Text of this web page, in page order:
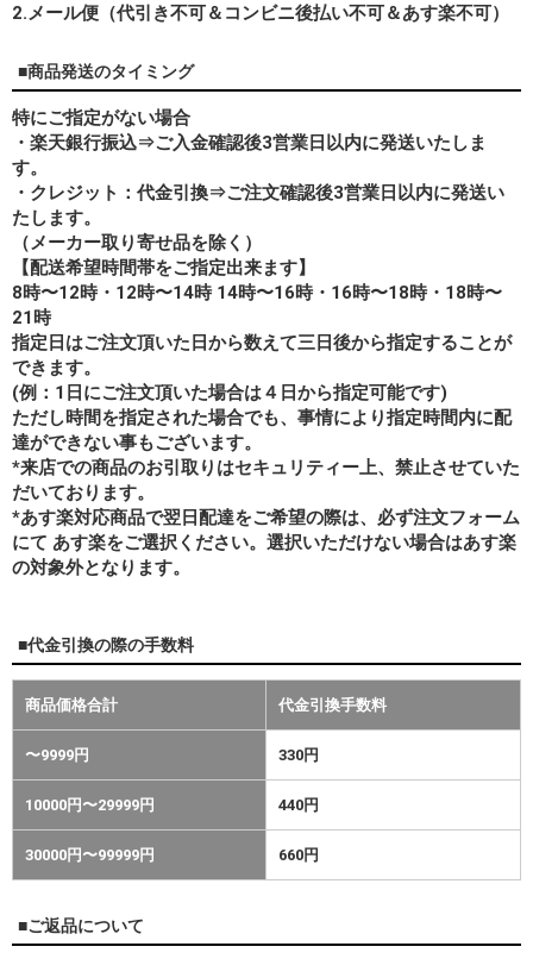
2.メール便（代引き不可＆コンビニ後払い不可＆あす楽不可）
■商品発送のタイミング
特にご指定がない場合
・楽天銀行振込⇒ご入金確認後3営業日以内に発送いたしま
す。
・クレジット：代金引換⇒ご注文確認後3営業日以内に発送い
たします。
（メーカー取り寄せ品を除く）
【配送希望時間帯をご指定出来ます】
8時〜12時・12時〜14時 14時〜16時・16時〜18時・18時〜
21時
指定日はご注文頂いた日から数えて三日後から指定することが
できます。
(例：1日にご注文頂いた場合は４日から指定可能です)
ただし時間を指定された場合でも、事情により指定時間内に配
達ができない事もございます。
*来店での商品のお引取りはセキュリティー上、禁止させていた
だいております。
*あす楽対応商品で翌日配達をご希望の際は、必ず注文フォーム
にて あす楽をご選択ください。選択いただけない場合はあす楽
の対象外となります。
■代金引換の際の手数料
商品価格合計 代金引換手数料
〜9999円 330円
10000円〜29999円 440円
30000円〜99999円 660円
■ご返品について